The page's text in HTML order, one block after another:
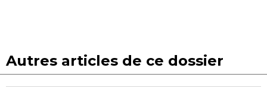
Autres articles de ce dossier